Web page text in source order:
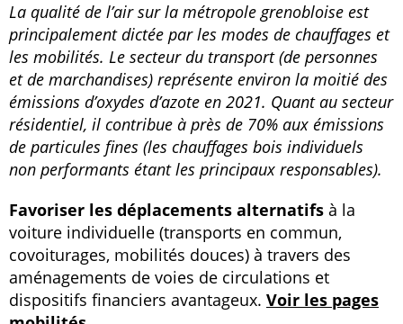
La qualité de l’air sur la métropole grenobloise est
principalement dictée par les modes de chauffages et
les mobilités. Le secteur du transport (de personnes
et de marchandises) représente environ la moitié des
émissions d’oxydes d’azote en 2021. Quant au secteur
résidentiel, il contribue à près de 70% aux émissions
de particules fines (les chauffages bois individuels
non performants étant les principaux responsables).
Favoriser les déplacements alternatifs à la
voiture individuelle (transports en commun,
covoiturages, mobilités douces) à travers des
aménagements de voies de circulations et
dispositifs financiers avantageux. Voir les pages